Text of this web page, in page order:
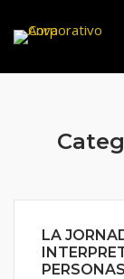
LA